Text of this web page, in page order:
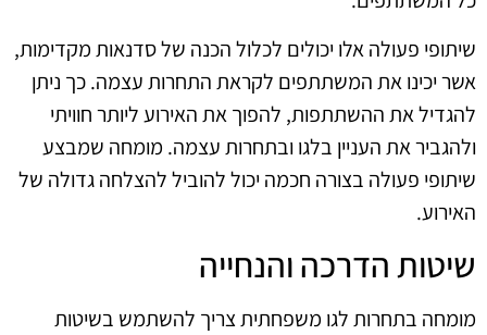
שיתופי פעולה אלו יכולים לכלול הכנה של סדנאות מקדימות,
אשר יכינו את המשתתפים לקראת התחרות עצמה. כך ניתן
להגדיל את ההשתתפות, להפוך את האירוע ליותר חוויתי
ולהגביר את העניין בלגו ובתחרות עצמה. מומחה שמבצע
שיתופי פעולה בצורה חכמה יכול להוביל להצלחה גדולה של
האירוע.
שיטות הדרכה והנחייה
מומחה בתחרות לגו משפחתית צריך להשתמש בשיטות